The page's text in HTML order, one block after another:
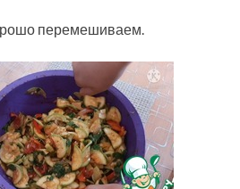
перемешиваем.